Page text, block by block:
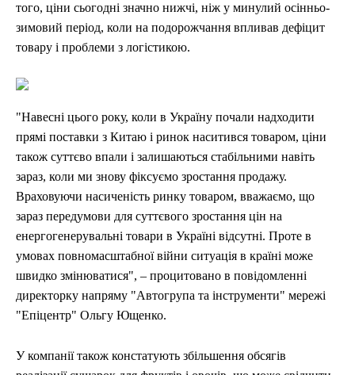
того, ціни сьогодні значно нижчі, ніж у минулий осінньо-
зимовий період, коли на подорожчання впливав дефіцит
товару і проблеми з логістикою.
"Навесні цього року, коли в Україну почали надходити
прямі поставки з Китаю і ринок наситився товаром, ціни
також суттєво впали і залишаються стабільними навіть
зараз, коли ми знову фіксуємо зростання продажу.
Враховуючи насиченість ринку товаром, вважаємо, що
зараз передумови для суттєвого зростання цін на
енергогенерувальні товари в Україні відсутні. Проте в
умовах повномасштабної війни ситуація в країні може
швидко змінюватися", – процитовано в повідомленні
директорку напряму "Автогрупа та інструменти" мережі
"Епіцентр" Ольгу Ющенко.
У компанії також констатують збільшення обсягів